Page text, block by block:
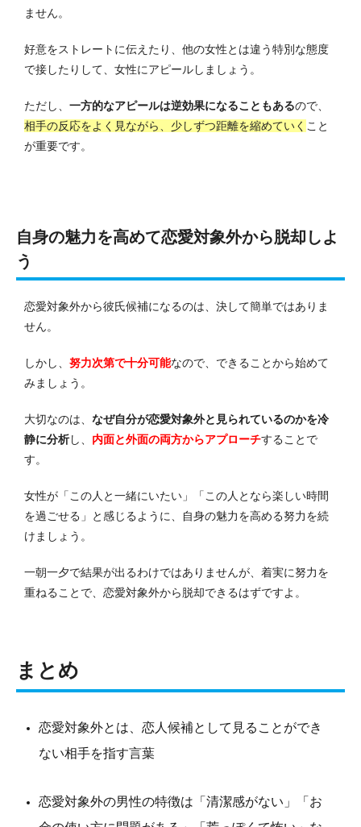
ません。
好意をストレートに伝えたり、他の女性とは違う特別な態度
で接したりして、女性にアピールしましょう。
ただし、 一方的なアピールは逆効果になることもあるので、
相手の反応をよく見ながら、少しずつ距離を縮めていく こと
が重要です。
自身の魅力を高めて恋愛対象外から脱却しよ
う
恋愛対象外から彼氏候補になるのは、決して簡単ではありま
せん。
しかし、努力次第で十分可能なので、できることから始めて
みましょう。
大切なのは、 なぜ自分が恋愛対象外と見られているのかを冷
静に分析し、 内面と外面の両方からアプローチすることで
す。
女性が「この人と一緒にいたい」「この人となら楽しい時間
を過ごせる」と感じるように、自身の魅力を高める努力を続
けましょう。
一朝一夕で結果が出るわけではありませんが、着実に努力を
重ねることで、恋愛対象外から脱却できるはずですよ。
まとめ
恋愛対象外とは、恋人候補として見ることができ
ない相手を指す言葉
恋愛対象外の男性の特徴は「清潔感がない」「お